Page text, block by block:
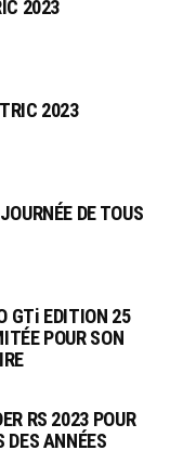
2023
2023
DE TOUS
GTi EDITION 25
POUR SON
RS 2023 POUR
DES ANNÉES